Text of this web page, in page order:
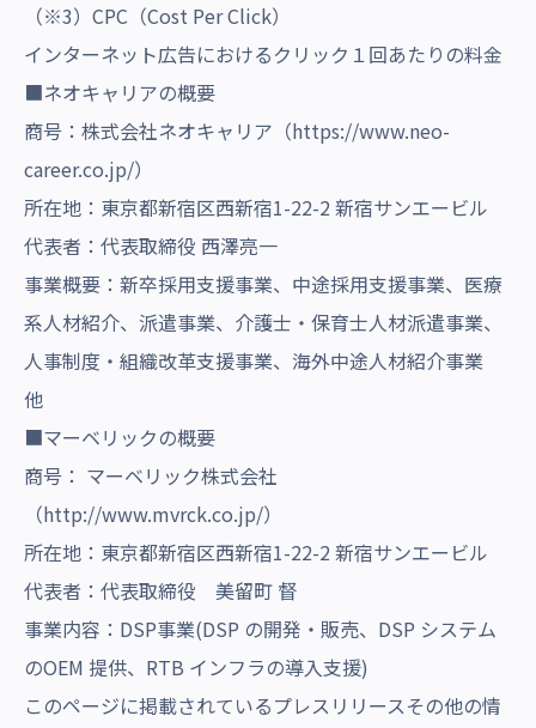
（※3）CPC（Cost Per Click）
インターネット広告におけるクリック１回あたりの料金
■ネオキャリアの概要
商号：株式会社ネオキャリア（https://www.neo-
career.co.jp/）
所在地：東京都新宿区西新宿1-22-2 新宿サンエービル
代表者：代表取締役 西澤亮一
事業概要：新卒採用支援事業、中途採用支援事業、医療
系人材紹介、派遣事業、介護士・保育士人材派遣事業、
人事制度・組織改革支援事業、海外中途人材紹介事業
他
■マーベリックの概要
商号： マーベリック株式会社
（http://www.mvrck.co.jp/）
所在地：東京都新宿区西新宿1-22-2 新宿サンエービル
代表者：代表取締役 美留町 督
事業内容：DSP事業(DSP の開発・販売、DSP システム
のOEM 提供、RTB インフラの導入支援)
このページに掲載されているプレスリリースその他の情